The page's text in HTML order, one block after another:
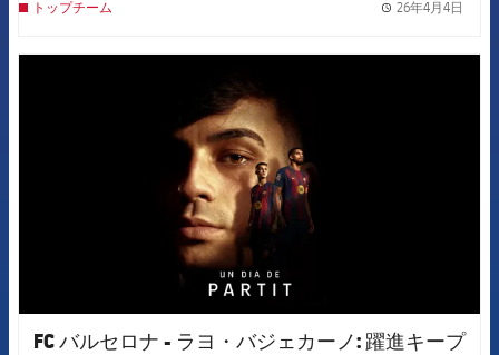
トップチーム 26年4月4日
FC バルセロナ - ラヨ・バジェカーノ: 躍進キープ